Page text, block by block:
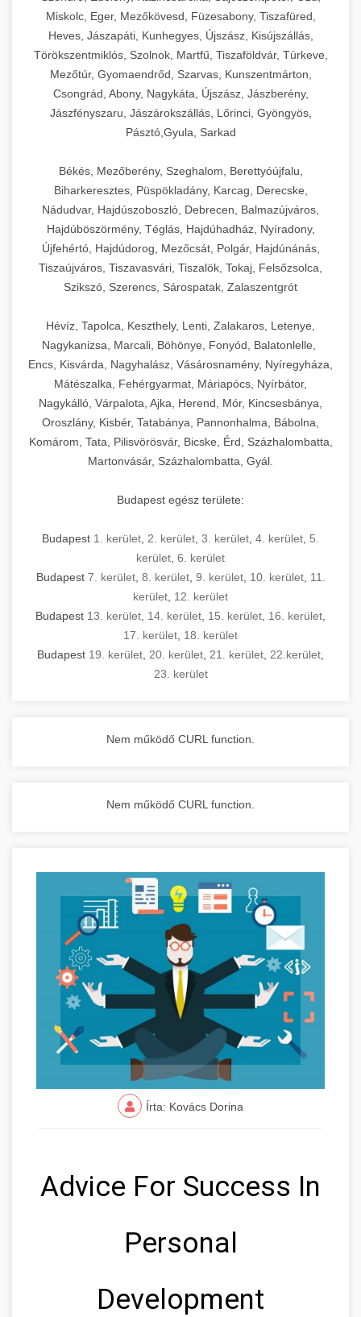
Miskolc, Eger, Mezőkövesd, Füzesabony, Tiszafüred,
Heves, Jászapáti, Kunhegyes, Újszász, Kisújszállás,
Törökszentmiklós, Szolnok, Martfű, Tiszaföldvár, Túrkeve,
Mezőtúr, Gyomaendrőd, Szarvas, Kunszentmárton,
Csongrád, Abony, Nagykáta, Újszász, Jászberény,
Jászfényszaru, Jászárokszállás, Lőrinci, Gyöngyös,
Pásztó,Gyula, Sarkad
Békés, Mezőberény, Szeghalom, Berettyóújfalu,
Biharkeresztes, Püspökladány, Karcag, Derecske,
Nádudvar, Hajdúszoboszló, Debrecen, Balmazújváros,
Hajdúböszörmény, Téglás, Hajdúhadház, Nyíradony,
Újfehértó, Hajdúdorog, Mezőcsát, Polgár, Hajdúnánás,
Tiszaújváros, Tiszavasvári, Tiszalök, Tokaj, Felsőzsolca,
Szikszó, Szerencs, Sárospatak, Zalaszentgrót
Hévíz, Tapolca, Keszthely, Lenti, Zalakaros, Letenye,
Nagykanizsa, Marcali, Böhönye, Fonyód, Balatonlelle,
Encs, Kisvárda, Nagyhalász, Vásárosnamény, Nyíregyháza,
Mátészalka, Fehérgyarmat, Máriapócs, Nyírbátor,
Nagykálló, Várpalota, Ajka, Herend, Mór, Kincsesbánya,
Oroszlány, Kisbér, Tatabánya, Pannonhalma, Bábolna,
Komárom, Tata, Pilisvörösvár, Bicske, Érd, Százhalombatta,
Martonvásár, Százhalombatta, Gyál.
Budapest egész területe:
Budapest 1. kerület 2. kerület 3. kerület 4. kerület 5.
kerület 6. kerület
Budapest 7. kerület, 8. kerület, 9. kerület, 10. kerület, 11.
kerület 12. kerület
Budapest 13. kerület 14. kerület 15. kerület 16. kerület
17. kerület 18. kerület
Budapest 19. kerület 20. kerület 21. kerület 22.kerület
23. kerület
Nem működő CURL function.
Nem működő CURL function.
Írta: Kovács Dorina
Advice For Success In
Personal
Development